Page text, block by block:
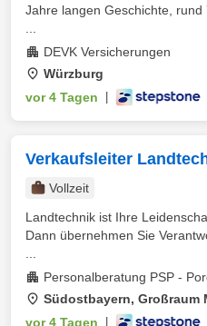
Jahre langen Geschichte,
DEVK Versicherungen
Würzburg
vor 4 Tagen
Verkaufsleiter
Vollzeit
Landtechnik ist Ihre
Dann übernehmen Sie
Personalberatung PSP -
Südostbayern, Großraum
vor 4 Tagen